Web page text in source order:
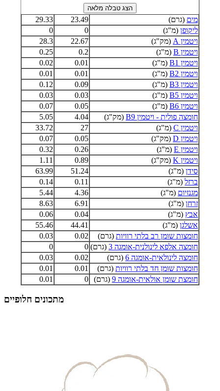
מים (גרם) 23.49
29.33
ליקופן (מ"ג) 0
0
ויטמין A
(מק"ג) 22.67
28.3
ויטמין B
(מ"ג) 0.2
0.25
ויטמין B1
(מ"ג) 0.01
0.02
ויטמין B2
(מ"ג) 0.01
0.01
ויטמין B3
(מ"ג) 0.09
0.12
ויטמין B5
(מ"ג) 0.03
0.03
ויטמין B6
(מ"ג) 0.05
0.07
חומצה פולית - ויטמין B9
(מק"ג) 4.04
5.05
ויטמין C
(מ"ג) 27
33.72
ויטמין D
(מק"ג) 0.05
0.07
ויטמין E
(מ"ג) 0.26
0.32
ויטמין K
(מק"ג) 0.89
1.11
סידן (מ"ג) 51.24
63.99
ברזל (מ"ג) 0.11
0.14
מגנזיום (מ"ג) 4.36
5.44
זרחן (מ"ג) 6.91
8.63
אבץ (מ"ג) 0.04
0.06
אשלגן (מ"ג) 44.41
55.46
חומצות שומן רב בלתי רוויות (גרם) 0.02
0.03
חומצה אלפא לינולנית-אומגה 3
(גרם) 0
0
חומצה לינולאית-אומגה 6
(גרם) 0.02
0.03
חומצות שומן חד בלתי רוויות (גרם) 0.01
0.01
חומצת שומן אולאית-אומגה 9
(גרם) 0
0.01
מתכונים חלופיים